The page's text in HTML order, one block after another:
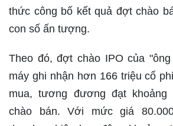
thức công bố kết quả đợt chào
con số ấn tượng.
Theo đó, đợt chào IPO của
máy ghi nhận hơn 166 triệu cổ
mua, tương đương đạt khoảng
chào bán. Với mức giá